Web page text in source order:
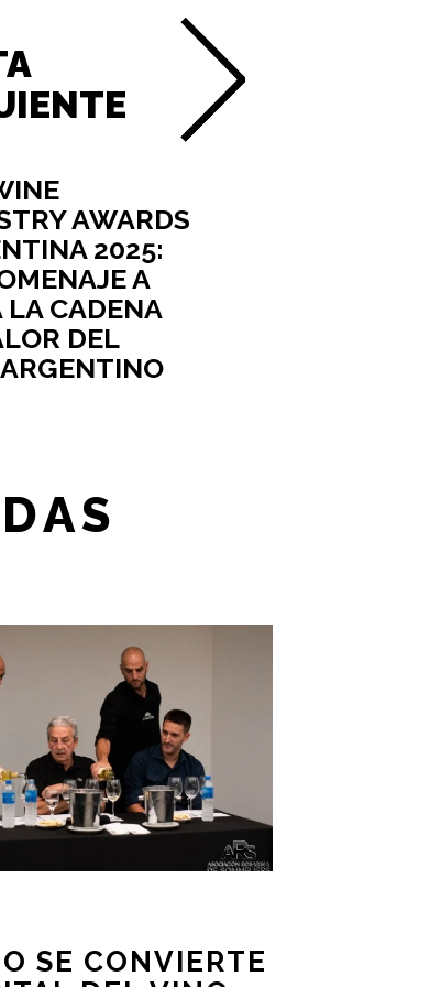
AWARDS
2025:
A
LA CADENA
DEL
SE CONVIERTE